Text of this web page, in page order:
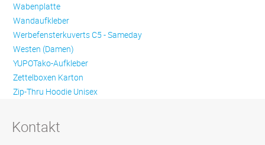
Wabenplatte
Wandaufkleber
Werbefensterkuverts C5 - Sameday
Westen (Damen)
YUPOTako-Aufkleber
Zettelboxen Karton
Zip-Thru Hoodie Unisex
Kontakt